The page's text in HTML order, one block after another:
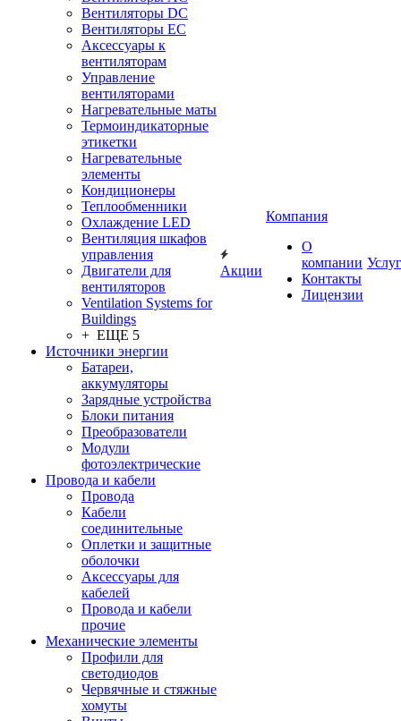
Вентиляторы DC
Вентиляторы EC
Аксессуары к
вентиляторам
Управление
вентиляторами
Нагревательные маты
Термоиндикаторные
этикетки
Нагревательные
элементы
Кондиционеры
Теплообменники
Охлаждение LED
Вентиляция шкафов
управления
Двигатели для
вентиляторов
Ventilation Systems for
Buildings
+ ЕЩЕ 5
Источники энергии
Батареи,
аккумуляторы
Зарядные устройства
Блоки питания
Преобразователи
Модули
фотоэлектрические
Провода и кабели
Провода
Кабели
соединительные
Оплетки и защитные
оболочки
Аксессуары для
кабелей
Провода и кабели
прочие
Механические элементы
Профили для
светодиодов
Червячные и стяжные
хомуты
Акции
Компания
О
компании
Контакты
Лицензии